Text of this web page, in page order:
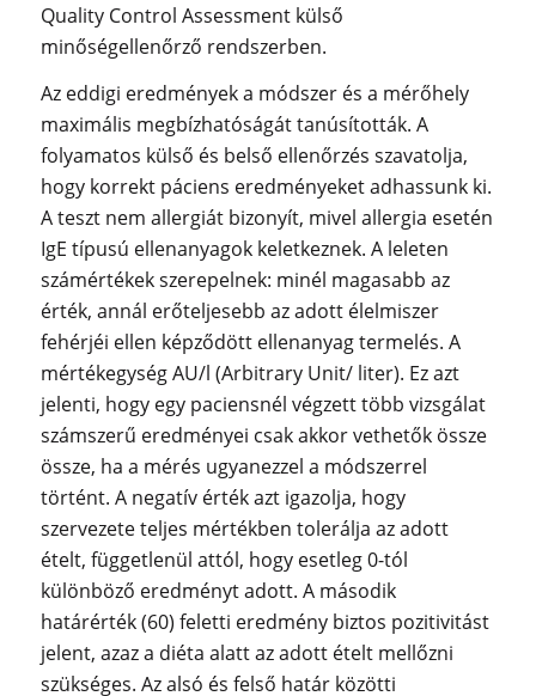
Quality Control Assessment külső
minőségellenőrző rendszerben.
Az eddigi eredmények a módszer és a mérőhely
maximális megbízhatóságát tanúsították. A
folyamatos külső és belső ellenőrzés szavatolja,
hogy korrekt páciens eredményeket adhassunk ki.
A teszt nem allergiát bizonyít, mivel allergia esetén
IgE típusú ellenanyagok keletkeznek. A leleten
számértékek szerepelnek: minél magasabb az
érték, annál erőteljesebb az adott élelmiszer
fehérjéi ellen képződött ellenanyag termelés. A
mértékegység AU/l (Arbitrary Unit/ liter). Ez azt
jelenti, hogy egy paciensnél végzett több vizsgálat
számszerű eredményei csak akkor vethetők össze
össze, ha a mérés ugyanezzel a módszerrel
történt. A negatív érték azt igazolja, hogy
szervezete teljes mértékben tolerálja az adott
ételt, függetlenül attól, hogy esetleg 0-tól
különböző eredményt adott. A második
határérték (60) feletti eredmény biztos pozitivitást
jelent, azaz a diéta alatt az adott ételt mellőzni
szükséges. Az alsó és felső határ közötti